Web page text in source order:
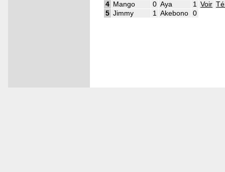
4 Mango 0 Aya 1 Voir
5 Jimmy 1 Akebono 0